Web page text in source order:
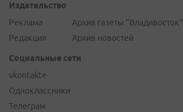
Издательство
Реклама
Редакция
Архив газеты "Владивосток"
Архив новостей
Социальные сети
vkontakte
Одноклассники
Телеграм